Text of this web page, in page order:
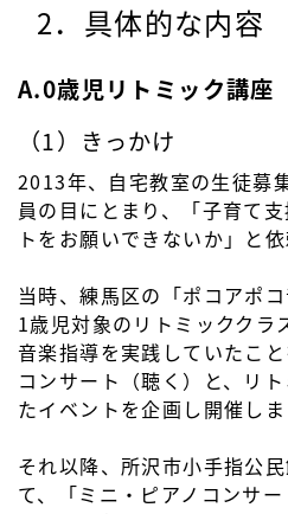
2．具体的な内容
A.0歳児リトミック講座
（1）きっかけ
2013年、自宅教室の生徒募
員の目にとまり、「子育て
トをお願いできないか」と
当時、練馬区の「ポコアポ
1歳児対象のリトミッククラ
音楽指導を実践していたこ
コンサート（聴く）と、リ
たイベントを企画し開催しま
それ以降、所沢市小手指公
て、「ミニ・ピアノコンサー